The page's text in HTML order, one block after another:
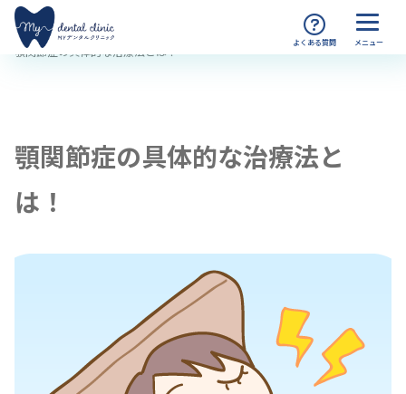
MYデンタルクリニック渋谷 TOP
顎関節症の具体的な治療法とは！
顎関節症の具体的な治療法と
は！